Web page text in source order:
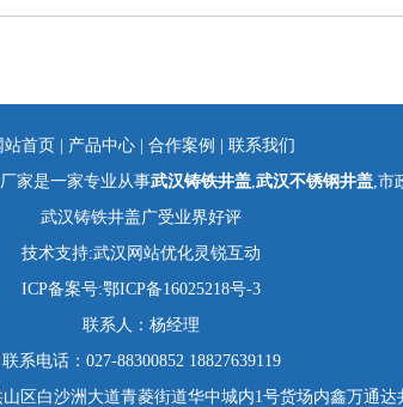
站首页| 产品中心| 合作案例 | 联系我们
家是一家专业从事武汉铸铁井盖 武汉不锈钢井盖 ,市
武汉铸铁井盖广受业界好评
技术支持:武汉网站优化灵锐互动
ICP备案号:鄂ICP备16025218号-3
联系人：杨经理
联系电话：027-88300852 18827639119
区白沙洲大道青菱街道华中城内1号货场内鑫万通达